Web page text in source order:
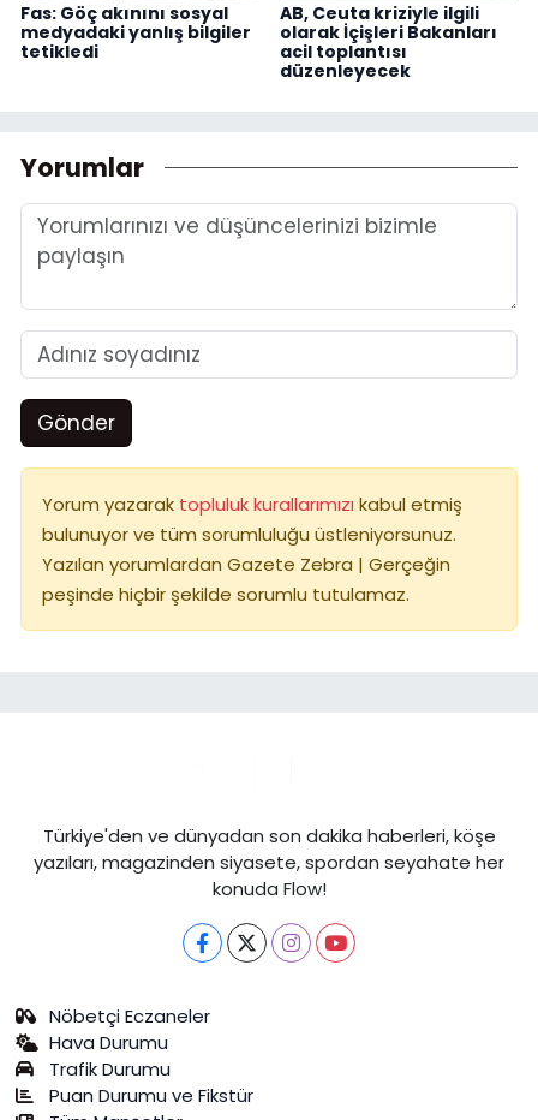
Fas: Göç akınını sosyal
medyadaki yanlış bilgiler
tetikledi
AB, Ceuta kriziyle ilgili
olarak İçişleri Bakanları
acil toplantısı
düzenleyecek
Yorumlar
Gönder
Yorum yazarak topluluk kurallarımızı kabul etmiş
bulunuyor ve tüm sorumluluğu üstleniyorsunuz.
Yazılan yorumlardan Gazete Zebra | Gerçeğin
peşinde hiçbir şekilde sorumlu tutulamaz.
Türkiye'den ve dünyadan son dakika haberleri, köşe
yazıları, magazinden siyasete, spordan seyahate her
konuda Flow!
Nöbetçi Eczaneler
Hava Durumu
Trafik Durumu
Puan Durumu ve Fikstür